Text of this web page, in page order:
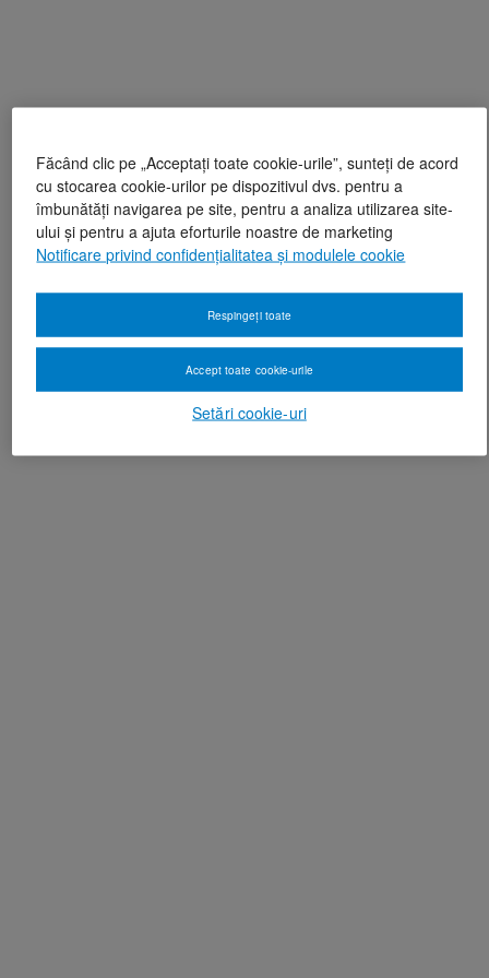
Făcând clic pe „Acceptați toate cookie-urile”, sunteți de acord
cu stocarea cookie-urilor pe dispozitivul dvs. pentru a
îmbunătăți navigarea pe site, pentru a analiza utilizarea site-
ului și pentru a ajuta eforturile noastre de marketing
Notificare privind confidențialitatea și modulele cookie
Setări cookie-uri
Respingeți toate
Accept toate cookie-urile